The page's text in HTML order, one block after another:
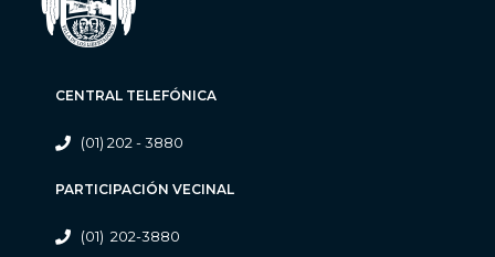
CENTRAL TELEFÓNICA
(01) 202 - 3880
PARTICIPACIÓN VECINAL
(01) 202-3880